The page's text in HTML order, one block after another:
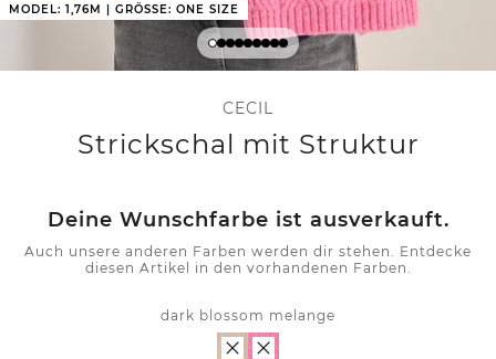
MODEL: 1,76M | GRÖSSE: ONE SIZE
CECIL
Strickschal mit Struktur
Deine Wunschfarbe ist ausverkauft.
Auch unsere anderen Farben werden dir stehen. Entdecke
diesen Artikel in den vorhandenen Farben.
dark blossom melange